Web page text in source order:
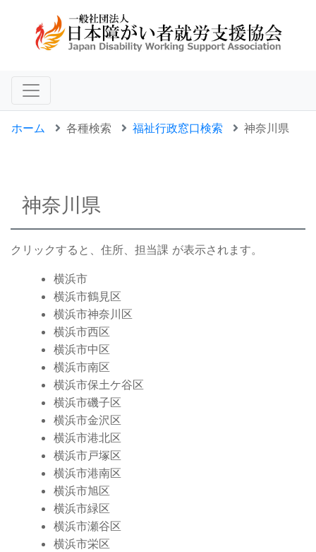
ホーム 各種検索 福祉行政窓口検索 神奈川県
神奈川県
クリックすると、住所、担当課 が表示されます。
横浜市
横浜市鶴見区
横浜市神奈川区
横浜市西区
横浜市中区
横浜市南区
横浜市保土ケ谷区
横浜市磯子区
横浜市金沢区
横浜市港北区
横浜市戸塚区
横浜市港南区
横浜市旭区
横浜市緑区
横浜市瀬谷区
横浜市栄区